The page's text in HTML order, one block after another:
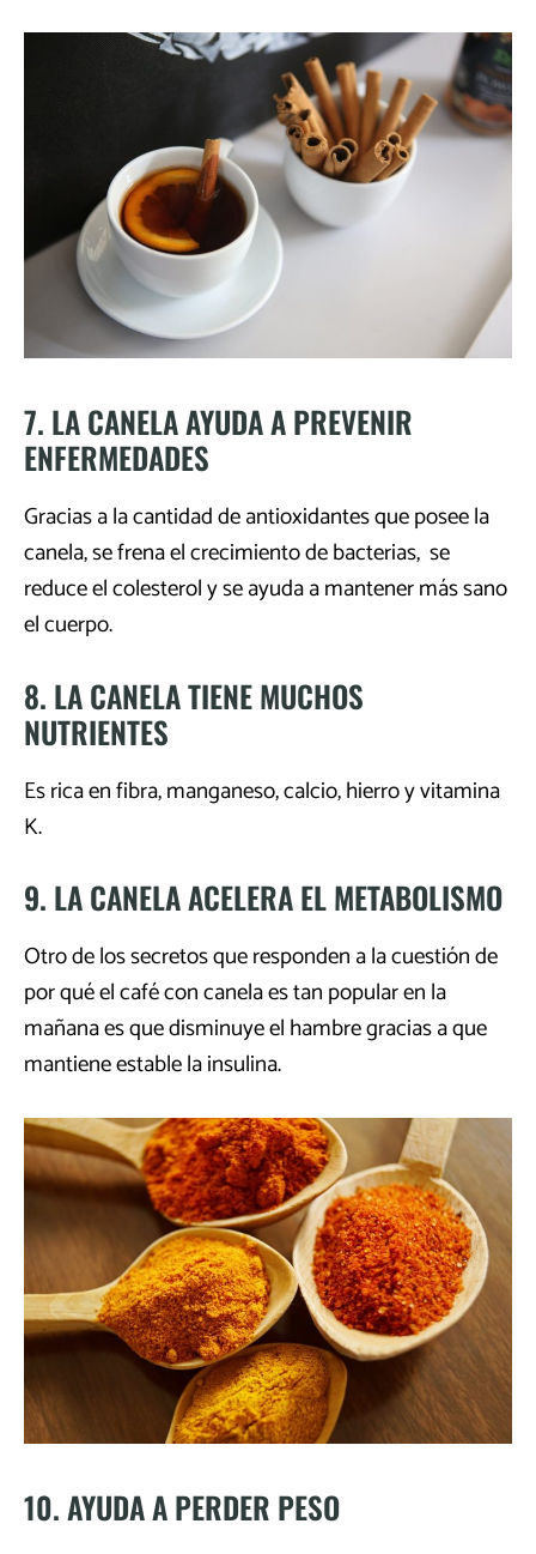
7. LA CANELA AYUDA A PREVENIR
ENFERMEDADES
Gracias a la cantidad de antioxidantes que posee la
canela, se frena el crecimiento de bacterias, se
reduce el colesterol y se ayuda a mantener más sano
el cuerpo.
8. LA CANELA TIENE MUCHOS
NUTRIENTES
Es rica en fibra, manganeso, calcio, hierro y vitamina
K.
9. LA CANELA ACELERA EL METABOLISMO
Otro de los secretos que responden a la cuestión de
por qué el café con canela es tan popular en la
mañana es que disminuye el hambre gracias a que
mantiene estable la insulina.
10. AYUDA A PERDER PESO